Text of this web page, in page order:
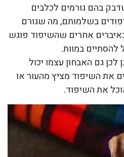
בהם גורמים לכלבים
בשלמותם, מה שגורם
אחרים שהשיפוד פוגש
להסתיים במוות.
לכן גם האבחון עצמו יכול
את השיפוד מציץ מהעור או
את השיפוד.